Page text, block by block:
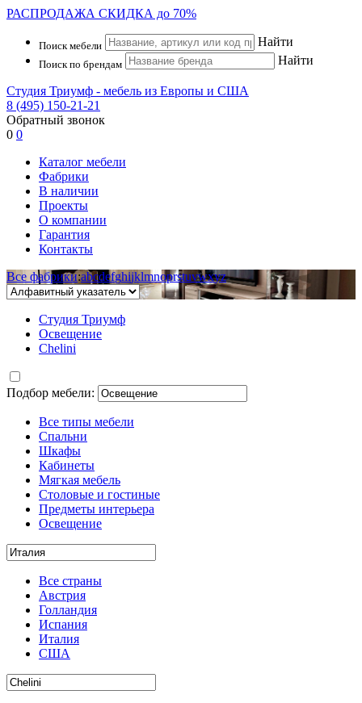
РАСПРОДАЖА СКИДКА до 70%
Поиск мебели Найти
Поиск по брендам Найти
Студия Триумф - мебель из Европы и США
8 (495) 150-21-21
Обратный звонок
0 0
Каталог мебели
Фабрики
В наличии
Проекты
О компании
Гарантия
Контакты
Все фабрики:abcdefghijklmnoprstuvwxyz
Студия Триумф
Освещение
Chelini
Подбор мебели:
Все типы мебели
Спальни
Шкафы
Кабинеты
Мягкая мебель
Столовые и гостиные
Предметы интерьера
Освещение
Все страны
Австрия
Голландия
Испания
Италия
США